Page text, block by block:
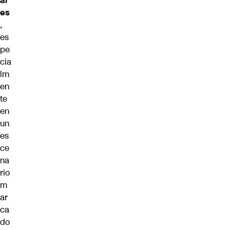
es
,
es
pe
cia
lm
en
te
en
un
es
ce
na
rio
m
ar
ca
do